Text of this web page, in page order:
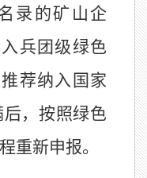
录的矿山企
兵团级绿色
荐纳入国家
，按照绿色
重新申报。